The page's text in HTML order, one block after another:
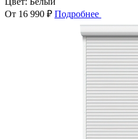
От 16 990 ₽ Подробнее